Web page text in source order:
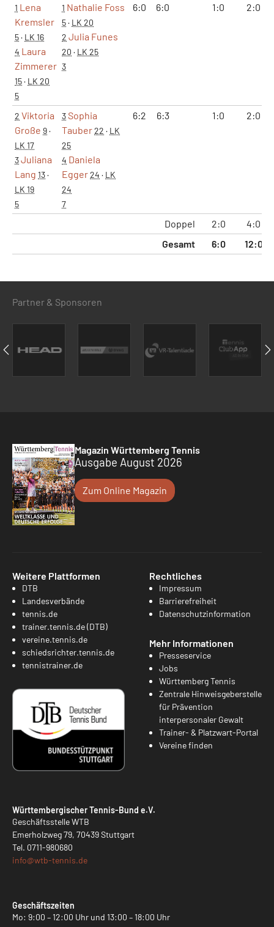
1 Lena
Kremsler
5· LK 16
4 Laura
Zimmerer
15· LK 20
5
1 Nathalie Foss
5· LK 20
2 Julia Funes
20 · LK 25
3
6:0 6:0 1:0 2:0
2 Viktoria
Große 9·
LK 17
3Juliana
Lang 13·
LK 19
5
3Sophia
Tauber22 · LK
25
4 Daniela
Egger24 · LK
24
7
6:2 6:3 1:0 2:0
Doppel 2:0
4:0
Gesamt
6:0 12:0
Partner & Sponsoren
Magazin Württemberg Tennis
Ausgabe August 2026
Zum Online Magazin
Weitere Plattformen
DTB
Landesverbände
tennis.de
trainer.tennis.de (DTB)
vereine.tennis.de
schiedsrichter.tennis.de
tennistrainer.de
Rechtliches
Impressum
Barrierefreiheit
Datenschutzinformation
Mehr Informationen
Presseservice
Jobs
Württemberg Tennis
Zentrale Hinweisgeberstelle
für Prävention
interpersonaler Gewalt
Trainer- & Platzwart-Portal
Vereine finden
Württembergischer Tennis-Bund e.V.
Geschäftsstelle WTB
Emerholzweg 79, 70439 Stuttgart
Tel. 0711-980680
info@wtb-tennis.de
Geschäftszeiten
Mo: 9:00 – 12:00 Uhr und 13:00 – 18:00 Uhr